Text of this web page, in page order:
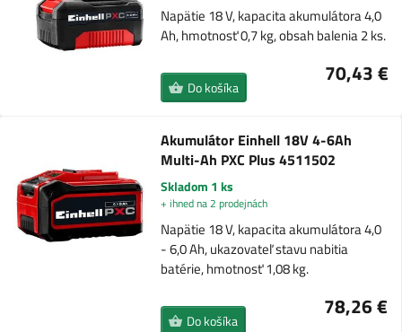
Napätie 18 V, kapacita akumulátora 4,0
Ah, hmotnosť 0,7 kg, obsah balenia 2 ks.
70,43 €
Do košíka
Akumulátor Einhell 18V 4-6Ah
Multi-Ah PXC Plus 4511502
Skladom 1 ks
+ ihned na 2 prodejnách
Napätie 18 V, kapacita akumulátora 4,0
- 6,0 Ah, ukazovateľ stavu nabitia
batérie, hmotnosť 1,08 kg.
78,26 €
Do košíka